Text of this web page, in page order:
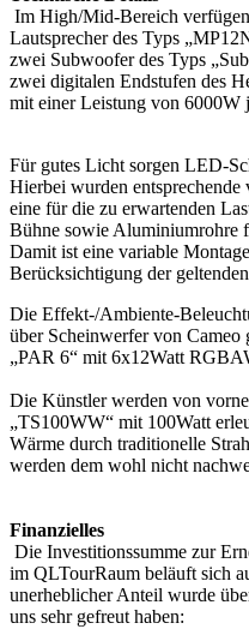
Im High/Mid-Bereich
Lautsprecher des Typs
zwei Subwoofer des Typs
zwei digitalen Endstufen des
mit einer Leistung von 6000W
Für gutes Licht sorgen LED-
Hierbei wurden
eine für die zu erwartenden
Bühne sowie Aluminiumrohre
Damit ist eine variable
Berücksichtigung der
Die Effekt-/Ambiente-
über Scheinwerfer von Cameo
„PAR 6“ mit 6x12Watt
Die Künstler werden von
„TS100WW“ mit 100Watt
Wärme durch traditionelle
werden dem wohl nicht
Finanzielles
Die Investitionssumme zur
im QLTourRaum beläuft sich
unerheblicher Anteil wurde
uns sehr gefreut haben: